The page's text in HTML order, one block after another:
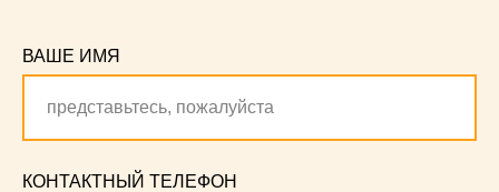
ВАШЕ ИМЯ
КОНТАКТНЫЙ ТЕЛЕФОН